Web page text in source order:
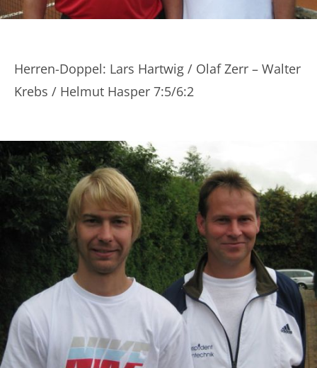
Herren-Doppel: Lars Hartwig / Olaf Zerr – Walter
Krebs / Helmut Hasper 7:5/6:2